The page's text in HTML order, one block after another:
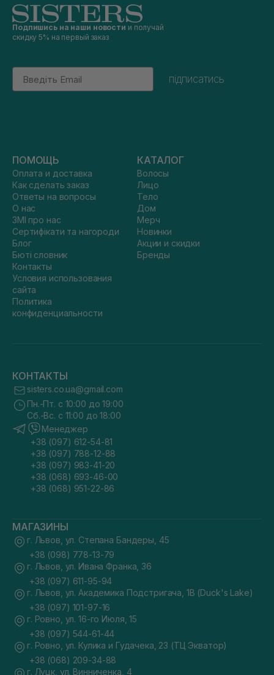
Подпишись на наши новости и получай
скидку 5% на первый заказ
Email
підписатись
ПОМОЩЬ
Оплата и доставка
Как сделать заказ
Ответы на вопросы
О нас
ЗМІ про нас
Сертифікати та нагороди
Блог
Бюті словник
Контакты
Условия использования
сайта
Политика
конфиденциальности
КАТАЛОГ
Волосы
Лицо
Тело
Дом
Мерч
Новинки
Акции и скидки
Бренды
КОНТАКТЫ
sisters.co.ua@gmail.com
Пн.-Пт. с 10:00 до 19:00
Сб.-Вс. с 11:00 до 18:00
Менеджер
+38 (097) 612-54-81
+38 (097) 788-12-88
+38 (097) 983-41-20
+38 (068) 693-46-00
+38 (068) 951-22-86
МАГАЗИНЫ
г. Львов, ул. Степана Бандеры, 45
+38 (098) 778-13-79
г. Львов, ул. Ивана Франка, 36
+38 (097) 611-95-94
г. Львов, ул. Академика Подстригача, 1В (Duck's Lake)
+38 (097) 101-97-16
г. Ровно, ул. 16-го Июля, 15
+38 (097) 544-61-44
г. Ровно, ул. Кулика и Гудачека, 23 (ТЦ Экватор)
+38 (068) 209-34-88
г. Луцк, ул. Винниченка, 4